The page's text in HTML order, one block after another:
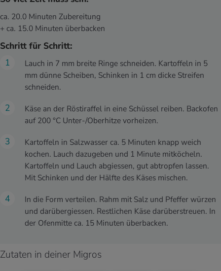
ca. 20.0 Minuten Zubereitung
+ ca. 15.0 Minuten überbacken
Schritt für Schritt:
Lauch in 7 mm breite Ringe schneiden. Kartoffeln in 5
mm dünne Scheiben, Schinken in 1 cm dicke Streifen
schneiden.
Käse an der Röstiraffel in eine Schüssel reiben. Backofen
auf 200 °C Unter-/Oberhitze vorheizen.
Kartoffeln in Salzwasser ca. 5 Minuten knapp weich
kochen. Lauch dazugeben und 1 Minute mitköcheln.
Kartoffeln und Lauch abgiessen, gut abtropfen lassen.
Mit Schinken und der Hälfte des Käses mischen.
In die Form verteilen. Rahm mit Salz und Pfeffer würzen
und darübergiessen. Restlichen Käse darüberstreuen. In
der Ofenmitte ca. 15 Minuten überbacken.
Zutaten in deiner Migros